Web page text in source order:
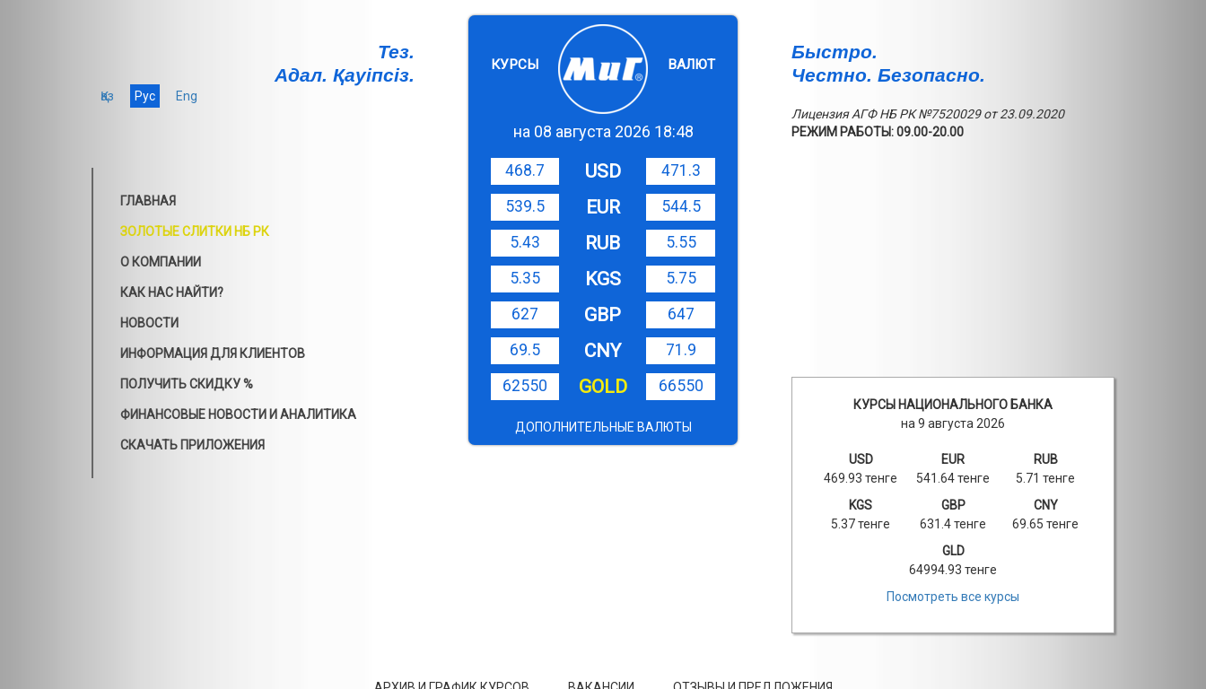
Тез.
Адал. Қауiпсiз.
Быстро.
Честно. Безопасно.
КУРСЫ ВАЛЮТ
на 08 августа 2026 18:48
468.7 USD
471.3
539.5
EUR
544.5
5.43
RUB
5.55
5.35
KGS
5.75
627
GBP
647
69.5
CNY
71.9
62550
GOLD 66550
ДОПОЛНИТЕЛЬНЫЕ ВАЛЮТЫ
Лицензия АГФ НБ РК №7520029 от 23.09.2020
РЕЖИМ РАБОТЫ: 09.00-20.00
КУРСЫ НАЦИОНАЛЬНОГО БАНКА
на 9 августа 2026
USD
469.93 тенге
EUR
541.64 тенге
RUB
5.71 тенге
KGS
5.37 тенге
GBP
631.4 тенге
CNY
69.65 тенге
GLD
64994.93 тенге
Посмотреть все курсы
Қаз Рус Eng
ГЛАВНАЯ
ЗОЛОТЫЕ СЛИТКИ НБ РК
О КОМПАНИИ
КАК НАС НАЙТИ?
НОВОСТИ
ИНФОРМАЦИЯ ДЛЯ КЛИЕНТОВ
ПОЛУЧИТЬ СКИДКУ %
ФИНАНСОВЫЕ НОВОСТИ И АНАЛИТИКА
СКАЧАТЬ ПРИЛОЖЕНИЯ